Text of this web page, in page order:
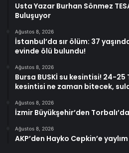
Usta Yazar Burhan Sönmez
Buluşuyor
Ağustos 8, 2026
İstanbul’da sır ölüm: 37
evinde ölü bulundu!
Ağustos 8, 2026
Bursa BUSKİ su kesintisi! 24-25
kesintisi ne zaman bitecek,
Ağustos 8, 2026
İzmir Büyükşehir’den Torbalı’da
Ağustos 8, 2026
AKP’den Hayko Cepkin’e